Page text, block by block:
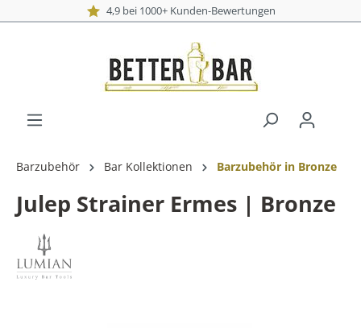
4,9 bei 1000+ Kunden-Bewertungen
Barzubehör Bar Kollektionen Barzubehör in Bronze
Julep Strainer Ermes | Bronze